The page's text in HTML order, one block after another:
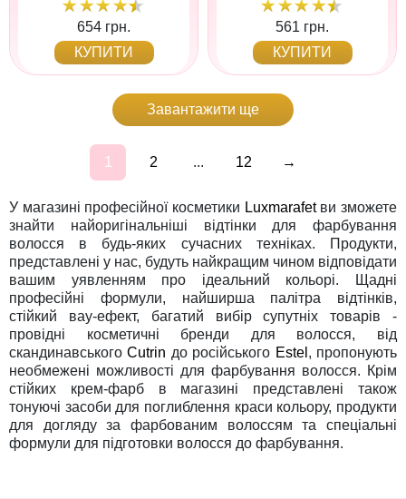
654 грн.
КУПИТИ
561 грн.
КУПИТИ
Завантажити ще
1 2 ... 12 →
У магазині професійної косметики Luxmarafetви зможете
знайти найоригінальніші відтінки для фарбування
волосся в будь-яких сучасних техніках. Продукти,
представлені у нас, будуть найкращим чином відповідати
вашим уявленням про ідеальний кольорі. Щадні
професійні формули, найширша палітра відтінків,
стійкий вау-ефект, багатий вибір супутніх товарів -
провідні косметичні бренди для волосся, від
скандинавськогоCutrin до російського Estel , пропонують
необмежені можливості для фарбування волосся. Крім
стійких крем-фарб в магазині представлені також
тонуючі засоби для поглиблення краси кольору, продукти
для догляду за фарбованим волоссям та спеціальні
формули для підготовки волосся до фарбування.